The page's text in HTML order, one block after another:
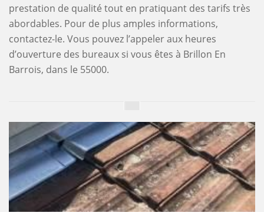
prestation de qualité tout en pratiquant des tarifs très
abordables. Pour de plus amples informations,
contactez-le. Vous pouvez l’appeler aux heures
d’ouverture des bureaux si vous êtes à Brillon En
Barrois, dans le 55000.